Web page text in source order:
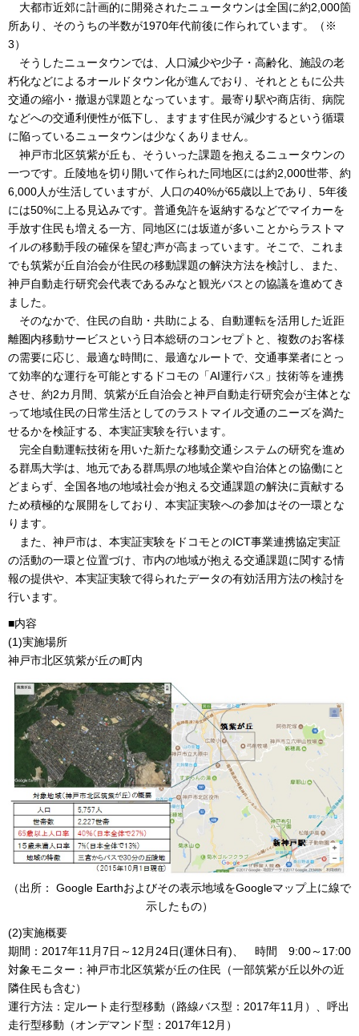
大都市近郊に計画的に開発されたニュータウンは全国に約2,000箇
所あり、そのうちの半数が1970年代前後に作られています。（※
3）
そうしたニュータウンでは、人口減少や少子・高齢化、施設の老
朽化などによるオールドタウン化が進んでおり、それとともに公共
交通の縮小・撤退が課題となっています。最寄り駅や商店街、病院
などへの交通利便性が低下し、ますます住民が減少するという循環
に陥っているニュータウンは少なくありません。
神戸市北区筑紫が丘も、そういった課題を抱えるニュータウンの
一つです。丘陵地を切り開いて作られた同地区には約2,000世帯、約
6,000人が生活していますが、人口の40%が65歳以上であり、5年後
には50%に上る見込みです。普通免許を返納するなどでマイカーを
手放す住民も増える一方、同地区には坂道が多いことからラストマ
イルの移動手段の確保を望む声が高まっています。そこで、これま
でも筑紫が丘自治会が住民の移動課題の解決方法を検討し、また、
神戸自動走行研究会代表であるみなと観光バスとの協議を進めてき
ました。
そのなかで、住民の自助・共助による、自動運転を活用した近距
離圏内移動サービスという日本総研のコンセプトと、複数のお客様
の需要に応じ、最適な時間に、最適なルートで、交通事業者にとっ
て効率的な運行を可能とするドコモの「AI運行バス」技術等を連携
させ、約2カ月間、筑紫が丘自治会と神戸自動走行研究会が主体とな
って地域住民の日常生活としてのラストマイル交通のニーズを満た
せるかを検証する、本実証実験を行います。
完全自動運転技術を用いた新たな移動交通システムの研究を進め
る群馬大学は、地元である群馬県の地域企業や自治体との協働にと
どまらず、全国各地の地域社会が抱える交通課題の解決に貢献する
ため積極的な展開をしており、本実証実験への参加はその一環とな
ります。
また、神戸市は、本実証実験をドコモとのICT事業連携協定実証
の活動の一環と位置づけ、市内の地域が抱える交通課題に関する情
報の提供や、本実証実験で得られたデータの有効活用方法の検討を
行います。
■内容
(1)実施場所
神戸市北区筑紫が丘の町内
（出所： Google Earthおよびその表示地域をGoogleマップ上に線で
示したもの）
(2)実施概要
期間：2017年11月7日～12月24日(運休日有)、 時間 9:00～17:00
対象モニター：神戸市北区筑紫が丘の住民（一部筑紫が丘以外の近
隣住民も含む）
運行方法：定ルート走行型移動（路線バス型：2017年11月）、呼出
走行型移動（オンデマンド型：2017年12月）